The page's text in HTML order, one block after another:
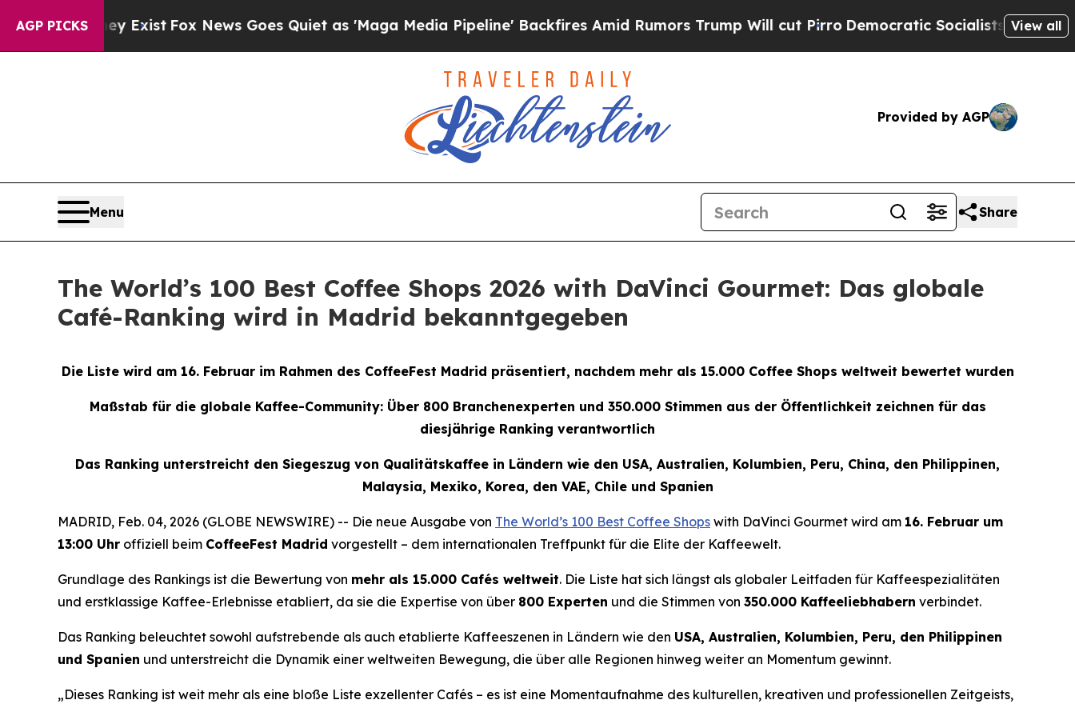
AGP PICKS
ExistFox News Goes Quiet as 'Maga Media Pipeline' Backfires Amid Rumors Trump Will cut PirroDemocratic Socialists of America View all
Provided by AGP
Menu Share
The World’s 100 Best Coffee Shops 2026 with DaVinci Gourmet: Das globale
Café-Ranking wird in Madrid bekanntgegeben
Die Liste wird am 16. Februar im Rahmen des CoffeeFest Madrid präsentiert, nachdem mehr als 15.000 Coffee Shops weltweit bewertet wurden
Maßstab für die globale Kaffee-Community: Über 800 Branchenexperten und 350.000 Stimmen aus der Öffentlichkeit zeichnen für das
diesjährige Ranking verantwortlich
Das Ranking unterstreicht den Siegeszug von Qualitätskaffee in Ländern wie den USA, Australien, Kolumbien, Peru, China, den Philippinen,
Malaysia, Mexiko, Korea, den VAE, Chile und Spanien
MADRID, Feb. 04, 2026 (GLOBE NEWSWIRE) -- Die neue Ausgabe von The World’s 100 Best Coffee Shops with DaVinci Gourmet wird am 16. Februar um
13:00 Uhr offiziell beim CoffeeFest Madrid vorgestellt – dem internationalen Treffpunkt für die Elite der Kaffeewelt.
Grundlage des Rankings ist die Bewertung von mehr als 15.000 Cafés weltweit. Die Liste hat sich längst als globaler Leitfaden für Kaffeespezialitäten
und erstklassige Kaffee-Erlebnisse etabliert, da sie die Expertise von über 800 Experten und die Stimmen von 350.000 Kaffeeliebhabern verbindet.
Das Ranking beleuchtet sowohl aufstrebende als auch etablierte Kaffeeszenen in Ländern wie den USA, Australien, Kolumbien, Peru, den Philippinen
und Spanien und unterstreicht die Dynamik einer weltweiten Bewegung, die über alle Regionen hinweg weiter an Momentum gewinnt.
„Dieses Ranking ist weit mehr als eine bloße Liste exzellenter Cafés – es ist eine Momentaufnahme des kulturellen, kreativen und professionellen Zeitgeists,